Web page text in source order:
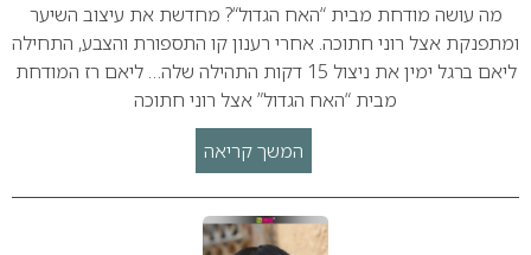
מה עושה מודחת מבית “האח הגדול“? מחדשת את עיצוב השיער
ומתפנקת אצל רוני חתוכה. אחרי רענון קו התספורת והצבע, התחילה
ליאם ברגל ימין את ניצול 15 דקות התהילה שלה… ליאם רז המודחת
מבית “האח הגדול” אצל רוני חתוכה
המשך קריאה